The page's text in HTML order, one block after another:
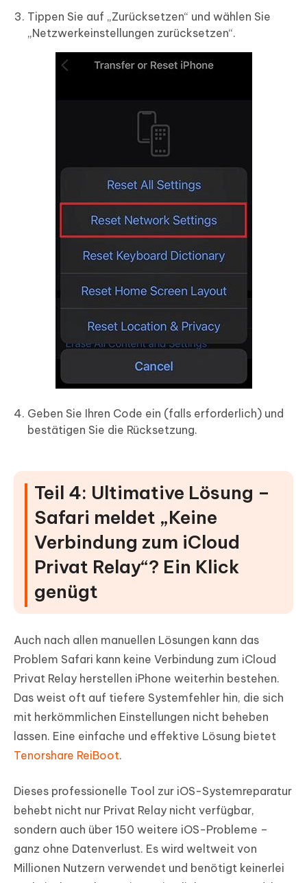
Tippen Sie auf „Zurücksetzen“ und wählen Sie
„Netzwerkeinstellungen zurücksetzen“.
Geben Sie Ihren Code ein (falls erforderlich) und
bestätigen Sie die Rücksetzung.
Teil 4: Ultimative Lösung –
Safari meldet „Keine
Verbindung zum iCloud
Privat Relay“? Ein Klick
genügt
Auch nach allen manuellen Lösungen kann das
Problem Safari kann keine Verbindung zum iCloud
Privat Relay herstellen iPhone weiterhin bestehen.
Das weist oft auf tiefere Systemfehler hin, die sich
mit herkömmlichen Einstellungen nicht beheben
lassen. Eine einfache und effektive Lösung bietet
Tenorshare ReiBoot.
Dieses professionelle Tool zur iOS-Systemreparatur
behebt nicht nur Privat Relay nicht verfügbar,
sondern auch über 150 weitere iOS-Probleme –
ganz ohne Datenverlust. Es wird weltweit von
Millionen Nutzern verwendet und benötigt keinerlei